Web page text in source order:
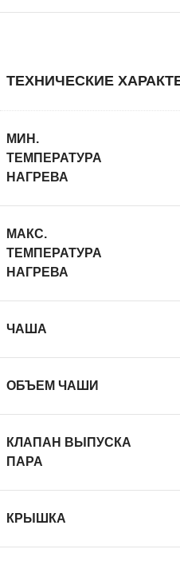
ТЕХНИЧЕСКИЕ
МИН.
ТЕМПЕРАТУРА
НАГРЕВА
МАКС.
ТЕМПЕРАТУРА
НАГРЕВА
ЧАША
ОБЪЕМ ЧАШИ
КЛАПАН ВЫПУСКА
ПАРА
КРЫШКА